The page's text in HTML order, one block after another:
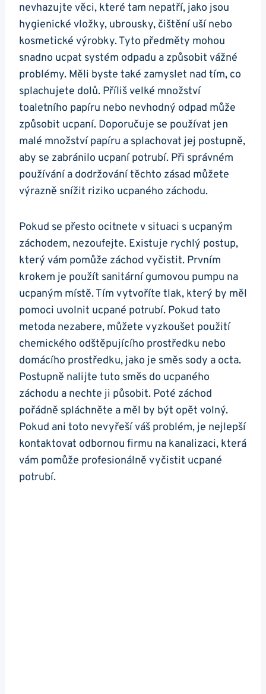
nevhazujte věci, které tam nepatří, jako jsou
hygienické vložky, ubrousky, čištění uší nebo
kosmetické výrobky. Tyto​ předměty mohou
snadno ucpat systém odpadu a​ způsobit vážné
problémy. ⁢Měli byste ⁤také zamyslet nad ‌tím, co⁤
splachujete dolů. Příliš velké množství
toaletního ⁢papíru nebo nevhodný odpad může
způsobit ucpaní.‌ Doporučuje se ‌používat jen‍
malé množství papíru a splachovat jej ​postupně,
aby se zabránilo ucpaní potrubí.⁢ Při správném
používání a dodržování těchto zásad můžete
výrazně⁢ snížit riziko ucpaného záchodu.
Pokud se přesto ocitnete v situaci s ucpaným
záchodem, nezoufejte. Existuje rychlý ​postup,
který vám‌ pomůže záchod vyčistit. Prvním
krokem je použít sanitární⁤ gumovou pumpu na
ucpaným místě. Tím vytvoříte tlak,⁣ který by měl
⁤pomoci uvolnit ucpané potrubí. Pokud tato
metoda nezabere,‍ můžete vyzkoušet použití
chemického ​odštěpujícího prostředku⁤ nebo
domácího prostředku, jako je směs sody a octa.
Postupně nalijte‍ tuto směs do ucpaného
záchodu a nechte ji působit. Poté záchod
pořádně spláchněte ​a měl by být opět ​volný.
Pokud ani toto nevyřeší váš problém, je nejlepší
kontaktovat ​odbornou firmu ‌na kanalizaci, která
vám pomůže⁣ profesionálně vyčistit‍ ucpané
potrubí.